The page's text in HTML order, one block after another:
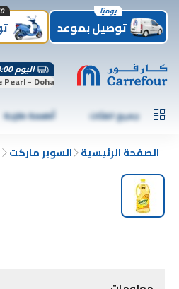
توصيل بموعد
يوميًا 60
اليوم 8:00 م
Pearl - Doha
جميع الفئات أطعمة طازجة
الصفحة الرئيسية السوبر ماركت